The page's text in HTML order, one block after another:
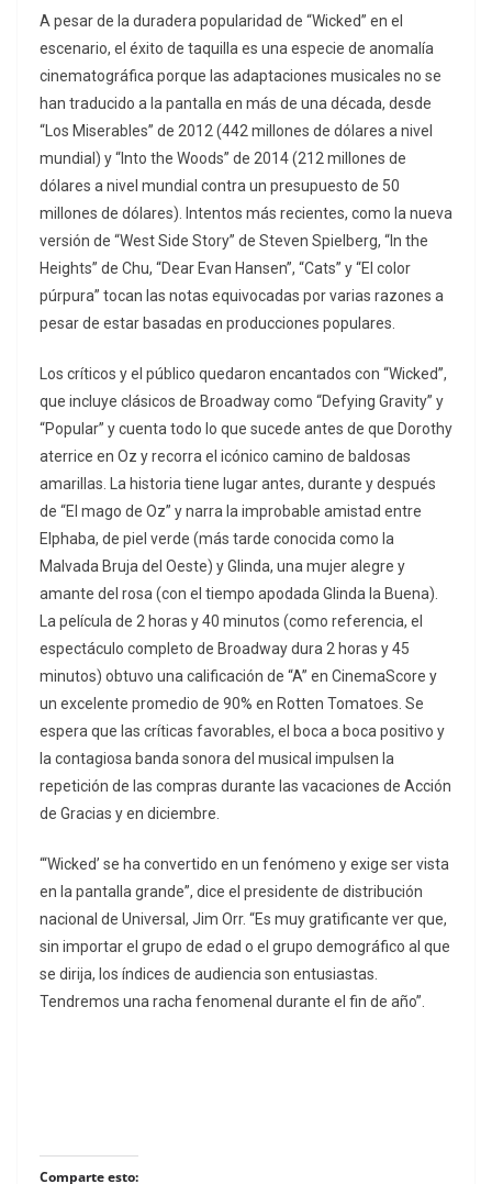
A pesar de la duradera popularidad de “Wicked” en el
escenario, el éxito de taquilla es una especie de anomalía
cinematográfica porque las adaptaciones musicales no se
han traducido a la pantalla en más de una década, desde
“Los Miserables” de 2012 (442 millones de dólares a nivel
mundial) y “Into the Woods” de 2014 (212 millones de
dólares a nivel mundial contra un presupuesto de 50
millones de dólares). Intentos más recientes, como la nueva
versión de “West Side Story” de Steven Spielberg, “In the
Heights” de Chu, “Dear Evan Hansen”, “Cats” y “El color
púrpura” tocan las notas equivocadas por varias razones a
pesar de estar basadas en producciones populares.
Los críticos y el público quedaron encantados con “Wicked”,
que incluye clásicos de Broadway como “Defying Gravity” y
“Popular” y cuenta todo lo que sucede antes de que Dorothy
aterrice en Oz y recorra el icónico camino de baldosas
amarillas. La historia tiene lugar antes, durante y después
de “El mago de Oz” y narra la improbable amistad entre
Elphaba, de piel verde (más tarde conocida como la
Malvada Bruja del Oeste) y Glinda, una mujer alegre y
amante del rosa (con el tiempo apodada Glinda la Buena).
La película de 2 horas y 40 minutos (como referencia, el
espectáculo completo de Broadway dura 2 horas y 45
minutos) obtuvo una calificación de “A” en CinemaScore y
un excelente promedio de 90% en Rotten Tomatoes. Se
espera que las críticas favorables, el boca a boca positivo y
la contagiosa banda sonora del musical impulsen la
repetición de las compras durante las vacaciones de Acción
de Gracias y en diciembre.
“‘Wicked’ se ha convertido en un fenómeno y exige ser vista
en la pantalla grande”, dice el presidente de distribución
nacional de Universal, Jim Orr. “Es muy gratificante ver que,
sin importar el grupo de edad o el grupo demográfico al que
se dirija, los índices de audiencia son entusiastas.
Tendremos una racha fenomenal durante el fin de año”.
Comparte esto: